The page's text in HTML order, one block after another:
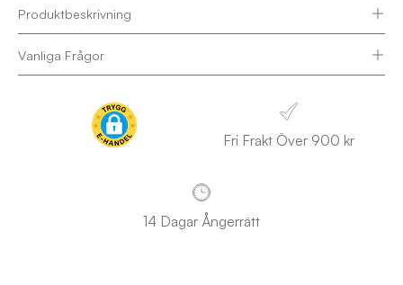
Produktbeskrivning
Vanliga Frågor
Fri Frakt Över 900 kr
14 Dagar Ångerrätt